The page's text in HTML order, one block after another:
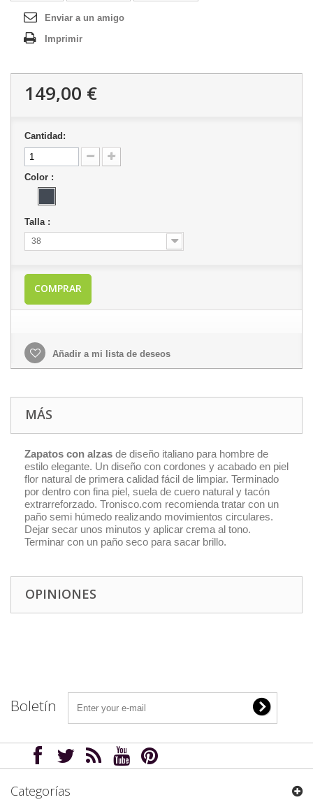
Enviar a un amigo
Imprimir
149,00 €
Cantidad:
Color :
Talla :
38
COMPRAR
Añadir a mi lista de deseos
MÁS
Zapatos con alzas de diseño italiano para hombre de
estilo elegante. Un diseño con cordones y acabado en piel
flor natural de primera calidad fácil de limpiar. Terminado
por dentro con fina piel, suela de cuero natural y tacón
extrarreforzado. Tronisco.com recomienda tratar con un
paño semi húmedo realizando movimientos circulares.
Dejar secar unos minutos y aplicar crema al tono.
Terminar con un paño seco para sacar brillo.
OPINIONES
Boletín
Categorías